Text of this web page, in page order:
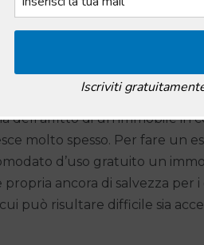
in comodato
dell’affitto di un immobile in
molto spesso. Per fare un
d’uso gratuito un
ancora di salvezza per
può risultare difficile sia
Iscriviti